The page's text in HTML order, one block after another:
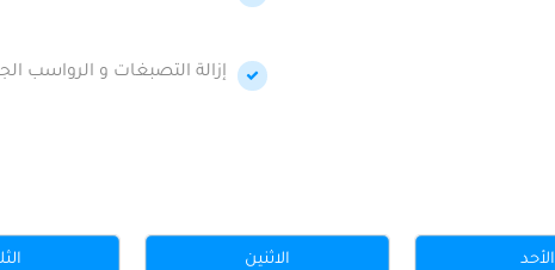
إزالة التصبغات و الرواسب
الأحد
الاثنين